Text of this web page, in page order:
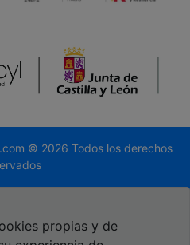
© 2026 Todos los derechos
propias y de